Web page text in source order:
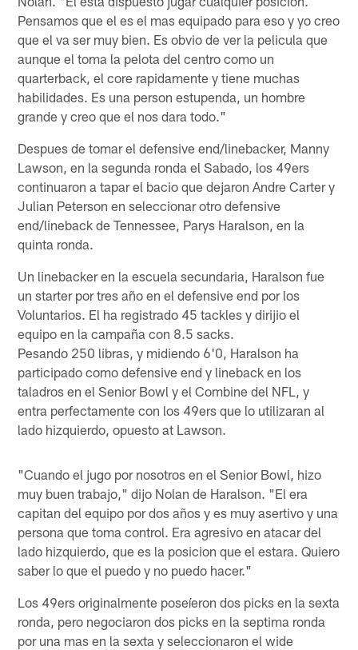
Pensamos que el es el mas equipado para eso y yo creo
que el va ser muy bien. Es obvio de ver la pelicula que
aunque el toma la pelota del centro como un
quarterback, el core rapidamente y tiene muchas
habilidades. Es una person estupenda, un hombre
grande y creo que el nos dara todo."
Despues de tomar el defensive end/linebacker, Manny
Lawson, en la segunda ronda el Sabado, los 49ers
continuaron a tapar el bacio que dejaron Andre Carter y
Julian Peterson en seleccionar otro defensive
end/lineback de Tennessee, Parys Haralson, en la
quinta ronda.
Un linebacker en la escuela secundaria, Haralson fue
un starter por tres año en el defensive end por los
Voluntarios. El ha registrado 45 tackles y dirijio el
equipo en la campaña con 8.5 sacks.
Pesando 250 libras, y midiendo 6'0, Haralson ha
participado como defensive end y lineback en los
taladros en el Senior Bowl y el Combine del NFL, y
entra perfectamente con los 49ers que lo utilizaran al
lado hizquierdo, opuesto at Lawson.
"Cuando el jugo por nosotros en el Senior Bowl, hizo
muy buen trabajo," dijo Nolan de Haralson. "El era
capitan del equipo por dos años y es muy asertivo y una
persona que toma control. Era agresivo en atacar del
lado hizquierdo, que es la posicion que el estara. Quiero
saber lo que el puedo y no puedo hacer."
Los 49ers originalmente poseíeron dos picks en la sexta
ronda, pero negociaron dos picks en la septima ronda
por una mas en la sexta y seleccionaron el wide